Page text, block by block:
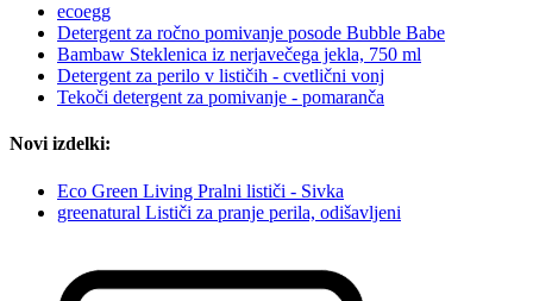
ecoegg
Detergent za ročno pomivanje posode Bubble Babe
Bambaw Steklenica iz nerjavečega jekla, 750 ml
Detergent za perilo v lističih - cvetlični vonj
Tekoči detergent za pomivanje - pomaranča
Novi izdelki:
Eco Green Living Pralni lističi - Sivka
greenatural Lističi za pranje perila, odišavljeni